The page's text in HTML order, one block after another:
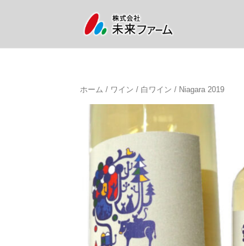
ホーム / ワイン / 白ワイン / Niagara 2019